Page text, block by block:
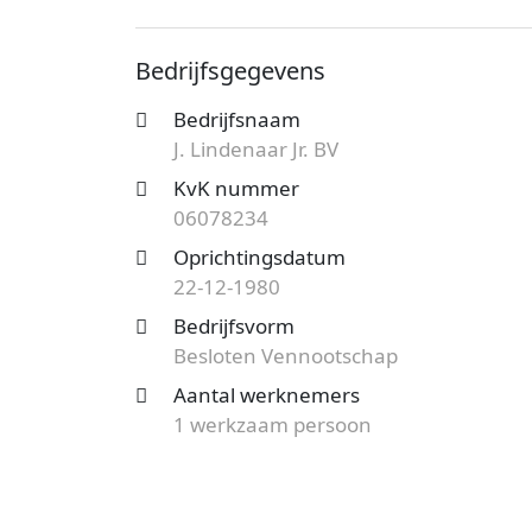
van dit bedrijf.
Op zoek naar een accountantskantoor
mogelijkheden?Start nu je gratis
het aanbod en bespaar op de kosten!
Bedrijfsgegevens
Bedrijfsnaam
J. Lindenaar Jr. BV
KvK nummer
06078234
Oprichtingsdatum
22-12-1980
Bedrijfsvorm
Besloten Vennootschap
Aantal werknemers
1 werkzaam persoon